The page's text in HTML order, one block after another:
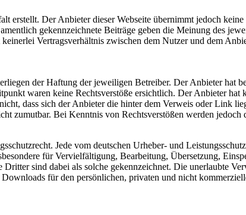
erstellt. Der Anbieter dieser Webseite übernimmt jedoch
gekennzeichnete Beiträge geben die Meinung des
Vertragsverhältnis zwischen dem Nutzer und dem
der Haftung der jeweiligen Betreiber. Der Anbieter hat
waren keine Rechtsverstöße ersichtlich. Der Anbieter
dass sich der Anbieter die hinter dem Verweis oder Link
zumutbar. Bei Kenntnis von Rechtsverstößen werden
Jede vom deutschen Urheber- und
für Vervielfältigung, Bearbeitung, Übersetzung,
sind dabei als solche gekennzeichnet. Die unerlaubte
für den persönlichen, privaten und nicht